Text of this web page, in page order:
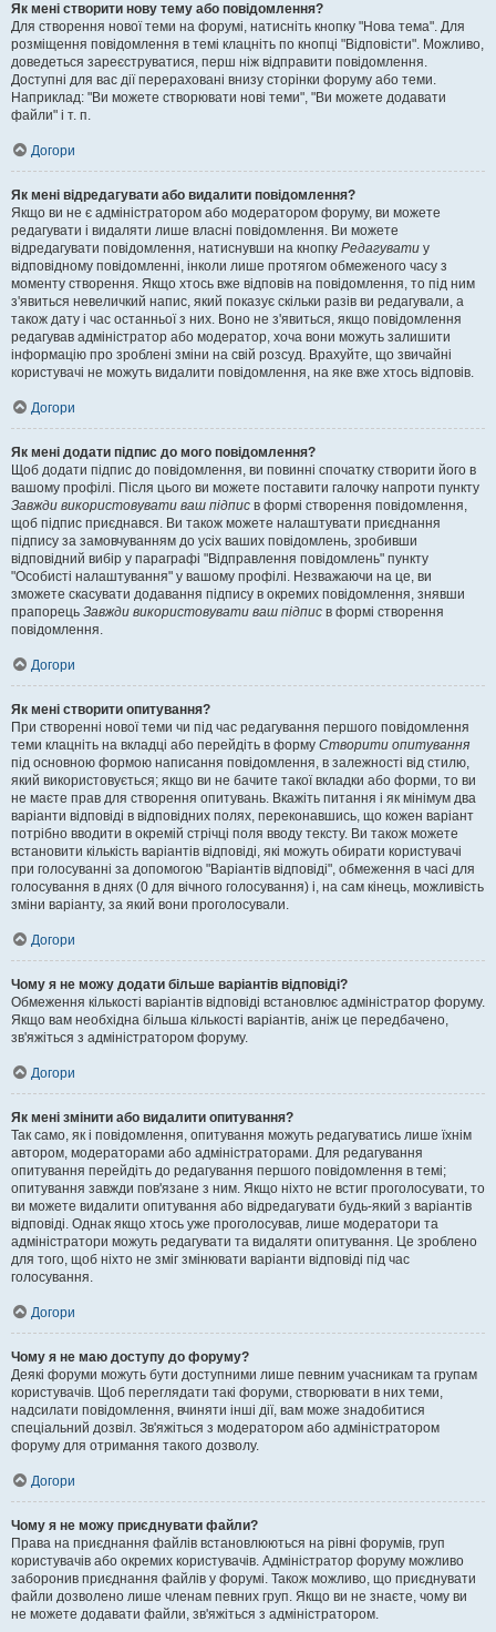
Як мені створити нову тему або повідомлення?
Для створення нової теми на форумі, натисніть кнопку "Нова тема". Для
розміщення повідомлення в темі клацніть по кнопці "Відповісти". Можливо,
доведеться зареєструватися, перш ніж відправити повідомлення.
Доступні для вас дії перераховані внизу сторінки форуму або теми.
Наприклад: "Ви можете створювати нові теми", "Ви можете додавати
файли" і т. п.
Догори
Як мені відредагувати або видалити повідомлення?
Якщо ви не є адміністратором або модератором форуму, ви можете
редагувати і видаляти лише власні повідомлення. Ви можете
відредагувати повідомлення, натиснувши на кнопку Редагувати у
відповідному повідомленні, інколи лише протягом обмеженого часу з
моменту створення. Якщо хтось вже відповів на повідомлення, то під ним
з'явиться невеличкий напис, який показує скільки разів ви редагували, а
також дату і час останньої з них. Воно не з'явиться, якщо повідомлення
редагував адміністратор або модератор, хоча вони можуть залишити
інформацію про зроблені зміни на свій розсуд. Врахуйте, що звичайні
користувачі не можуть видалити повідомлення, на яке вже хтось відповів.
Догори
Як мені додати підпис до мого повідомлення?
Щоб додати підпис до повідомлення, ви повинні спочатку створити його в
вашому профілі. Після цього ви можете поставити галочку напроти пункту
Завжди використовувати ваш підпис в формі створення повідомлення,
щоб підпис приєднався. Ви також можете налаштувати приєднання
підпису за замовчуванням до усіх ваших повідомлень, зробивши
відповідний вибір у параграфі "Відправлення повідомлень" пункту
"Особисті налаштування" у вашому профілі. Незважаючи на це, ви
зможете скасувати додавання підпису в окремих повідомлення, знявши
прапорець Завжди використовувати ваш підпис в формі створення
повідомлення.
Догори
Як мені створити опитування?
При створенні нової теми чи під час редагування першого повідомлення
теми клацніть на вкладці або перейдіть в форму Створити опитування
під основною формою написання повідомлення, в залежності від стилю,
який використовується; якщо ви не бачите такої вкладки або форми, то ви
не маєте прав для створення опитувань. Вкажіть питання і як мінімум два
варіанти відповіді в відповідних полях, переконавшись, що кожен варіант
потрібно вводити в окремій стрічці поля вводу тексту. Ви також можете
встановити кількість варіантів відповіді, які можуть обирати користувачі
при голосуванні за допомогою "Варіантів відповіді", обмеження в часі для
голосування в днях (0 для вічного голосування) і, на сам кінець, можливість
зміни варіанту, за який вони проголосували.
Догори
Чому я не можу додати більше варіантів відповіді?
Обмеження кількості варіантів відповіді встановлює адміністратор форуму.
Якщо вам необхідна більша кількості варіантів, аніж це передбачено,
зв'яжіться з адміністратором форуму.
Догори
Як мені змінити або видалити опитування?
Так само, як і повідомлення, опитування можуть редагуватись лише їхнім
автором, модераторами або адміністраторами. Для редагування
опитування перейдіть до редагування першого повідомлення в темі;
опитування завжди пов'язане з ним. Якщо ніхто не встиг проголосувати, то
ви можете видалити опитування або відредагувати будь-який з варіантів
відповіді. Однак якщо хтось уже проголосував, лише модератори та
адміністратори можуть редагувати та видаляти опитування. Це зроблено
для того, щоб ніхто не зміг змінювати варіанти відповіді під час
голосування.
Догори
Чому я не маю доступу до форуму?
Деякі форуми можуть бути доступними лише певним учасникам та групам
користувачів. Щоб переглядати такі форуми, створювати в них теми,
надсилати повідомлення, вчиняти інші дії, вам може знадобитися
спеціальний дозвіл. Зв'яжіться з модератором або адміністратором
форуму для отримання такого дозволу.
Догори
Чому я не можу приєднувати файли?
Права на приєднання файлів встановлюються на рівні форумів, груп
користувачів або окремих користувачів. Адміністратор форуму можливо
заборонив приєднання файлів у форумі. Також можливо, що приєднувати
файли дозволено лише членам певних груп. Якщо ви не знаєте, чому ви
не можете додавати файли, зв'яжіться з адміністратором.